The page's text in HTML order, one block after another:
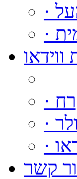
ווידאו
קשר